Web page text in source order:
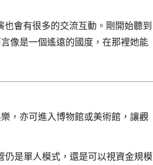
會有很多的交流互動。剛開始聽到
像是一個遙遠的國度，在那裡她能
，亦可進入博物館或美術館，讓觀
是單人模式，還是可以視資金規模